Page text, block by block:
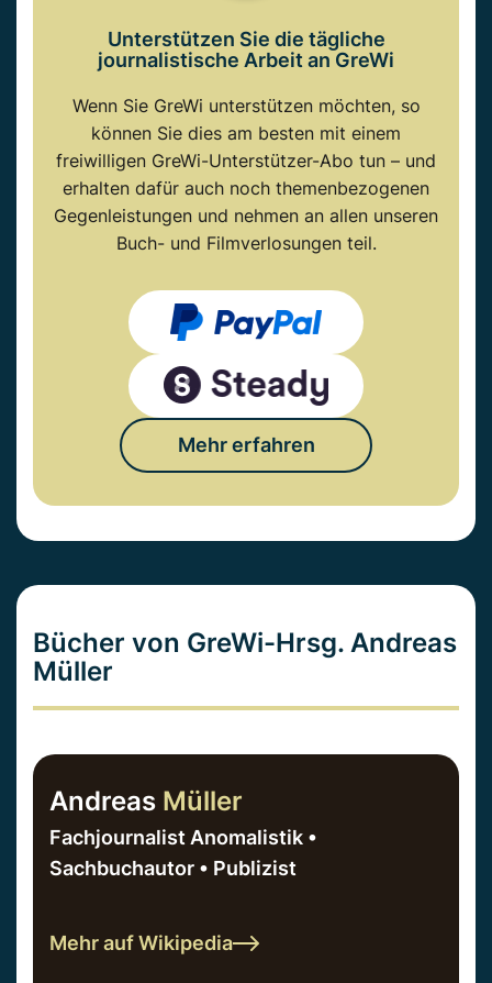
Unterstützen Sie die tägliche
journalistische Arbeit an GreWi
Wenn Sie GreWi unterstützen möchten, so
können Sie dies am besten mit einem
freiwilligen GreWi-Unterstützer-Abo tun – und
erhalten dafür auch noch themenbezogenen
Gegenleistungen und nehmen an allen unseren
Buch- und Filmverlosungen teil.
Mehr erfahren
Bücher von GreWi-Hrsg. Andreas
Müller
Andreas Müller
Fachjournalist Anomalistik •
Sachbuchautor • Publizist
Mehr auf Wikipedia